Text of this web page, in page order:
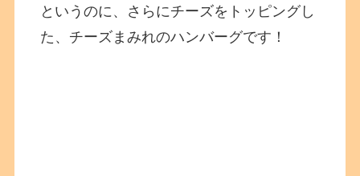
というのに、さらにチーズをトッピングし
た、チーズまみれのハンバーグです！